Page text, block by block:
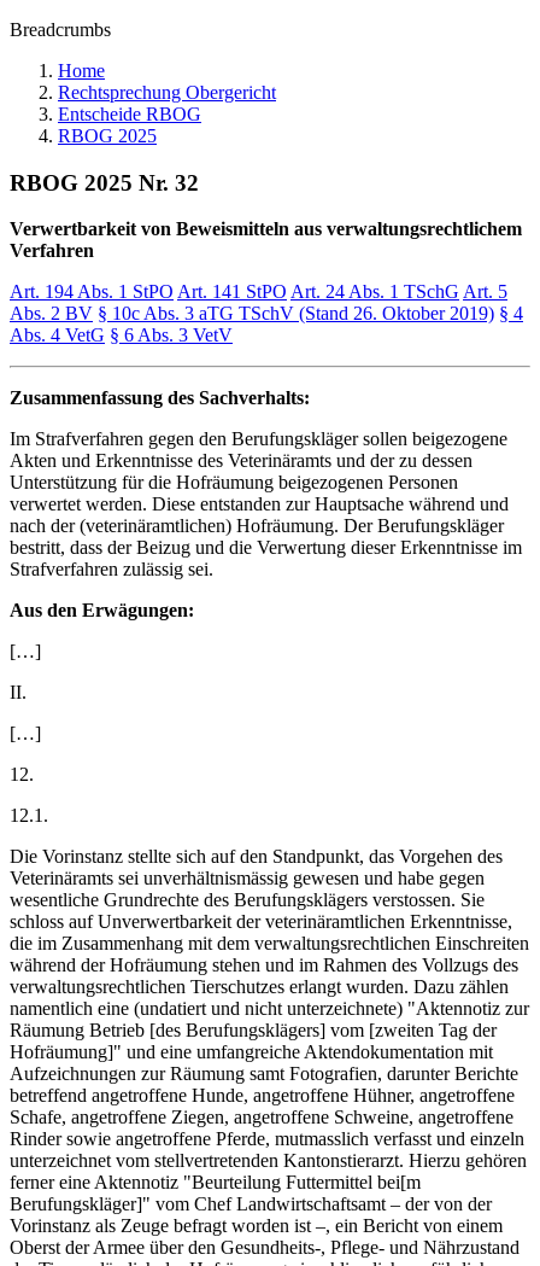
Breadcrumbs
Home
Rechtsprechung Obergericht
Entscheide RBOG
RBOG 2025
RBOG 2025 Nr. 32
Verwertbarkeit von Beweismitteln aus verwaltungsrechtlichem
Verfahren
Art. 194 Abs. 1 StPO Art. 141 StPO Art. 24 Abs. 1 TSchG Art. 5
Abs. 2 BV § 10c Abs. 3 aTG TSchV (Stand 26. Oktober 2019) § 4
Abs. 4 VetG § 6 Abs. 3 VetV
Zusammenfassung des Sachverhalts:
Im Strafverfahren gegen den Berufungskläger sollen beigezogene
Akten und Erkenntnisse des Veterinäramts und der zu dessen
Unterstützung für die Hofräumung beigezogenen Personen
verwertet werden. Diese entstanden zur Hauptsache während und
nach der (veterinäramtlichen) Hofräumung. Der Berufungskläger
bestritt, dass der Beizug und die Verwertung dieser Erkenntnisse im
Strafverfahren zulässig sei.
Aus den Erwägungen:
[…]
II.
[…]
12.
12.1.
Die Vorinstanz stellte sich auf den Standpunkt, das Vorgehen des
Veterinäramts sei unverhältnismässig gewesen und habe gegen
wesentliche Grundrechte des Berufungsklägers verstossen. Sie
schloss auf Unverwertbarkeit der veterinäramtlichen Erkenntnisse,
die im Zusammenhang mit dem verwaltungsrechtlichen Einschreiten
während der Hofräumung stehen und im Rahmen des Vollzugs des
verwaltungsrechtlichen Tierschutzes erlangt wurden. Dazu zählen
namentlich eine (undatiert und nicht unterzeichnete) "Aktennotiz zur
Räumung Betrieb [des Berufungsklägers] vom [zweiten Tag der
Hofräumung]" und eine umfangreiche Aktendokumentation mit
Aufzeichnungen zur Räumung samt Fotografien, darunter Berichte
betreffend angetroffene Hunde, angetroffene Hühner, angetroffene
Schafe, angetroffene Ziegen, angetroffene Schweine, angetroffene
Rinder sowie angetroffene Pferde, mutmasslich verfasst und einzeln
unterzeichnet vom stellvertretenden Kantonstierarzt. Hierzu gehören
ferner eine Aktennotiz "Beurteilung Futtermittel bei[m
Berufungskläger]" vom Chef Landwirtschaftsamt – der von der
Vorinstanz als Zeuge befragt worden ist –, ein Bericht von einem
Oberst der Armee über den Gesundheits-, Pflege- und Nährzustand